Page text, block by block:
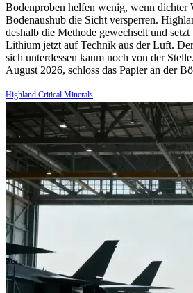
Bodenproben helfen wenig, wenn dichter
Bodenaushub die Sicht versperren.
deshalb die Methode gewechselt und setzt
Lithium jetzt auf Technik aus der Luft.
sich unterdessen kaum noch von der
August 2026, schloss das Papier an der
Highland Critical Minerals